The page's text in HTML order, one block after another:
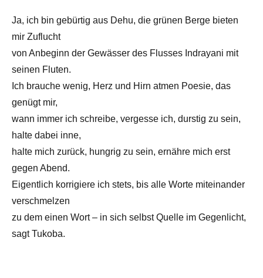
Ja, ich bin gebürtig aus Dehu, die grünen Berge bieten
mir Zuflucht
von Anbeginn der Gewässer des Flusses Indrayani mit
seinen Fluten.
Ich brauche wenig, Herz und Hirn atmen Poesie, das
genügt mir,
wann immer ich schreibe, vergesse ich, durstig zu sein,
halte dabei inne,
halte mich zurück, hungrig zu sein, ernähre mich erst
gegen Abend.
Eigentlich korrigiere ich stets, bis alle Worte miteinander
verschmelzen
zu dem einen Wort – in sich selbst Quelle im Gegenlicht,
sagt Tukoba.